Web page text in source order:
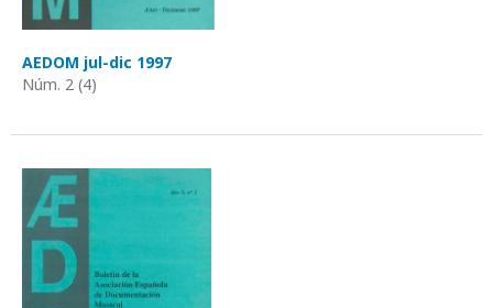
AEDOM jul-dic 1997
Núm. 2 (4)